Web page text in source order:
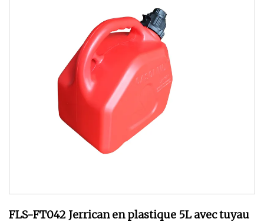
FLS-FT042 Jerrican en plastique 5L avec tuyau